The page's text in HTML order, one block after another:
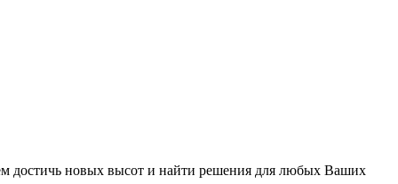
новых высот и найти решения для любых Ваших